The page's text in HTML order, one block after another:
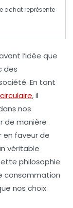
achatreprésente
l’idée que
des
. En tant
, il
nos
de manière
en faveur de
véritable
philosophie
consommation
nos choix